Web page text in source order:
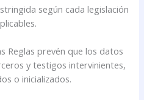
según cada legislación
Reglas prevén que los datos
y testigos intervinientes,
o inicializados.